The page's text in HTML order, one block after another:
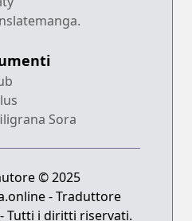
Sora
© 2025
- Traduttore
Tutti i diritti riservati.